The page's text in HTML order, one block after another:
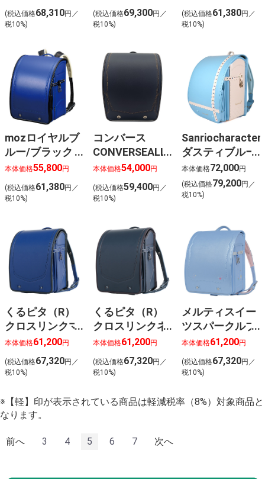
(税込価格68,310円／
税10%)
(税込価格69,300円／
税10%)
(税込価格61,380円／
税10%)
mozロイヤルブ
ルー/ブラック
T4051RBL
本体価格55,800円
(税込価格61,380円／
税10%)
コンバース
CONVERSEALLSTAR（R）
MODELデニム×
キャメル
本体価格54,000円
(税込価格59,400円／
税10%)
ダスティブルー
×パールホワイ
ト（シナモロー
ル）
本体価格72,000円
(税込価格79,200円／
税10%)
くるピタ（R）
クロスリンクマ
リンブラック
1KH8680KMRBK
本体価格61,200円
(税込価格67,320円／
税10%)
くるピタ（R）
クロスリンクネ
イビーブラウン
1KH8680KNVBR
本体価格61,200円
(税込価格67,320円／
税10%)
メルティスイー
ツスパークルブ
ルー
1KE8684KSSPBL
本体価格61,200円
(税込価格67,320円／
税10%)
※【軽】印が表示されている商品は軽減税率（8%）対象商品と
なります。
前へ 3 4 5 6 7 次へ